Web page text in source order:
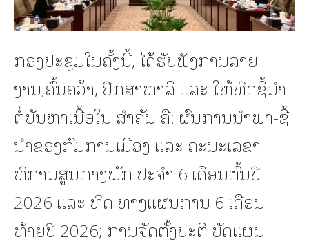
ກອງປະຊຸມໃນຄັ້ງນີ້, ໄດ້ຮັບຟັງການລາຍ
ງານ,ຄົ້ນຄວ້າ, ປຶກສາຫາລື ແລະ ໃຫ້ທິດຊີ້ນຳ
ຕໍ່ບັນຫາເນື້ອໃນ ສໍາຄັນ ຄື: ຜົນການນໍາພາ-ຊີ້
ນໍາຂອງກົມການເມືອງ ແລະ ຄະນະເລຂາ
ທິການສູນກາງພັກ ປະຈໍາ 6 ເດືອນຕົ້ນປີ
2026 ແລະ ທິດ ທາງແຜນການ 6 ເດືອນ
ທ້າຍປີ 2026; ການຈັດຕັ້ງປະຕິ ບັດແຜນ